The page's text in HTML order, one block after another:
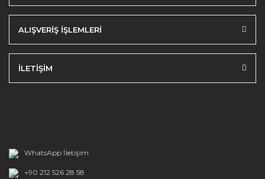
ALIŞVERİŞ İŞLEMLERİ
İLETİŞİM
WhatsApp İletişim
+90 212 526 28 58